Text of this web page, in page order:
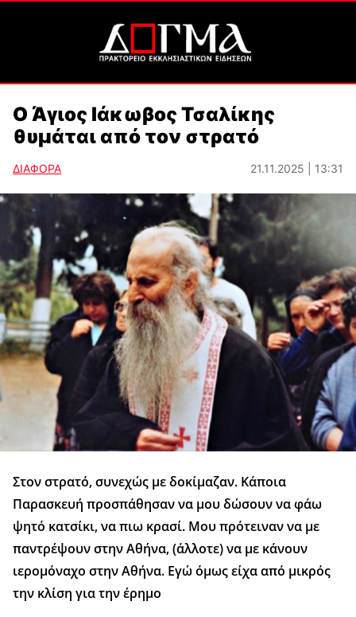
Ο Άγιος Ιάκωβος Τσαλίκης
θυμάται από τον στρατό
ΔΙΑΦΟΡΑ 21.11.2025 | 13:31
Στον στρατό, συνεχώς με δοκίμαζαν. Κάποια
Παρασκευή προσπάθησαν να μου δώσουν να φάω
ψητό κατσίκι, να πιω κρασί. Μου πρότειναν να με
παντρέψουν στην Αθήνα, (άλλοτε) να με κάνουν
ιερομόναχο στην Αθήνα. Εγώ όμως είχα από μικρός
την κλίση για την έρημο